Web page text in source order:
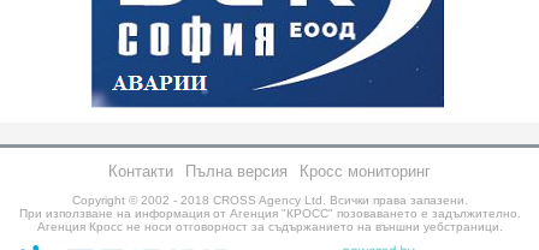
Контакти Пълна версия Кросс мониторинг
Copyright © 2002 - 2018 CROSS Agency Ltd.
Всички права запазени.
При използване на информация от Агенция "КРОСС" позоваването е задължително.
Агенция Кросс не носи отговорност за съдържанието на външни уебстраници.